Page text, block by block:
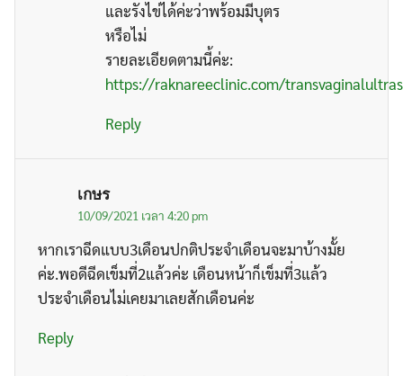
และรังไข่ได้ค่ะว่าพร้อมมีบุตร
หรือไม่
รายละเอียดตามนี้ค่ะ:
https://raknareeclinic.com/
Reply
เกษร
10/09/2021 เวลา 4:20 pm
หากเราฉีดแบบ3เดือนปกติประจำเดือนจะมาบ้างมั้ย
ค่ะ.พอดีฉีดเข็มที่2แล้วค่ะ เดือนหน้าก็เข็มที่3แล้ว
ประจำเดือนไม่เคยมาเลยสักเดือนค่ะ
Reply